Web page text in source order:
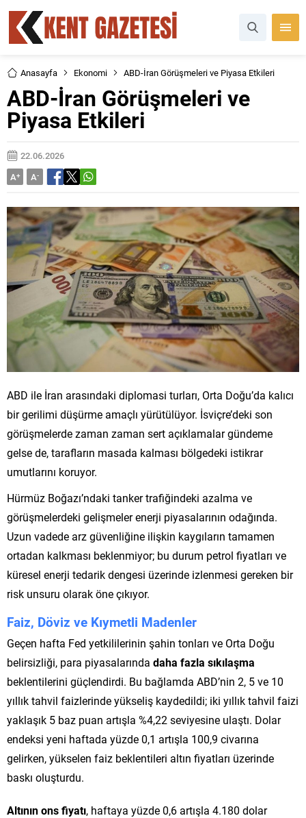
Anasayfa Ekonomi ABD-İran Görüşmeleri ve Piyasa Etkileri
ABD-İran Görüşmeleri ve
Piyasa Etkileri
22.06.2026
A+ A-
ABD ile İran arasındaki diplomasi turları, Orta Doğu’da kalıcı
bir gerilimi düşürme amaçlı yürütülüyor. İsviçre’deki son
görüşmelerde zaman zaman sert açıklamalar gündeme
gelse de, tarafların masada kalması bölgedeki istikrar
umutlarını koruyor.
Hürmüz Boğazı’ndaki tanker trafiğindeki azalma ve
görüşmelerdeki gelişmeler enerji piyasalarının odağında.
Uzun vadede arz güvenliğine ilişkin kaygıların tamamen
ortadan kalkması beklenmiyor; bu durum petrol fiyatları ve
küresel enerji tedarik dengesi üzerinde izlenmesi gereken bir
risk unsuru olarak öne çıkıyor.
Faiz, Döviz ve Kıymetli Madenler
Geçen hafta Fed yetkililerinin şahin tonları ve Orta Doğu
belirsizliği, para piyasalarında daha fazla sıkılaşma
beklentilerini güçlendirdi. Bu bağlamda ABD’nin 2, 5 ve 10
yıllık tahvil faizlerinde yükseliş kaydedildi; iki yıllık tahvil faizi
yaklaşık 5 baz puan artışla %4,22 seviyesine ulaştı. Dolar
endeksi yeni haftada yüzde 0,1 artışla 100,9 civarına
gelirken, yükselen faiz beklentileri altın fiyatları üzerinde
baskı oluşturdu.
Altının ons fiyatı, haftaya yüzde 0,6 artışla 4.180 dolar